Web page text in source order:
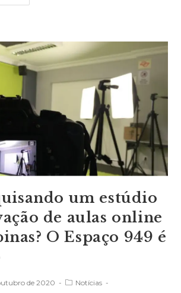
um estúdio
de aulas online
O Espaço 949 é
de 2020
Notícias